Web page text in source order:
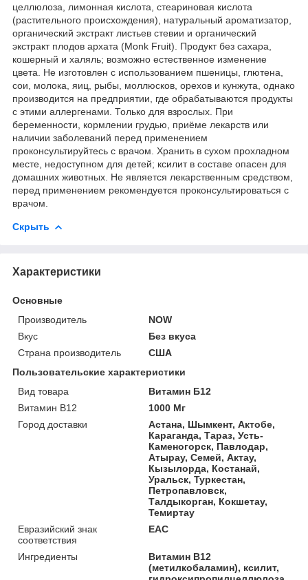
целлюлоза, лимонная кислота, стеариновая кислота
(растительного происхождения), натуральный ароматизатор,
органический экстракт листьев стевии и органический
экстракт плодов архата (Monk Fruit). Продукт без сахара,
кошерный и халяль; возможно естественное изменение
цвета. Не изготовлен с использованием пшеницы, глютена,
сои, молока, яиц, рыбы, моллюсков, орехов и кунжута, однако
производится на предприятии, где обрабатываются продукты
с этими аллергенами. Только для взрослых. При
беременности, кормлении грудью, приёме лекарств или
наличии заболеваний перед применением
проконсультируйтесь с врачом. Хранить в сухом прохладном
месте, недоступном для детей; ксилит в составе опасен для
домашних животных. Не является лекарственным средством,
перед применением рекомендуется проконсультироваться с
врачом.
Скрыть
Характеристики
Основные
Производитель
NOW
Вкус
Без вкуса
Страна производитель
США
Пользовательские характеристики
Вид товара
Витамин Б12
Витамин B12
1000 Мг
Город доставки
Астана, Шымкент, Актобе,
Караганда, Тараз, Усть-
Каменогорск, Павлодар,
Атырау, Семей, Актау,
Кызылорда, Костанай,
Уральск, Туркестан,
Петропавловск,
Талдыкорган, Кокшетау,
Темиртау
Евразийский знак
соответствия
ЕАС
Ингредиенты
Витамин B12
(метилкобаламин), ксилит,